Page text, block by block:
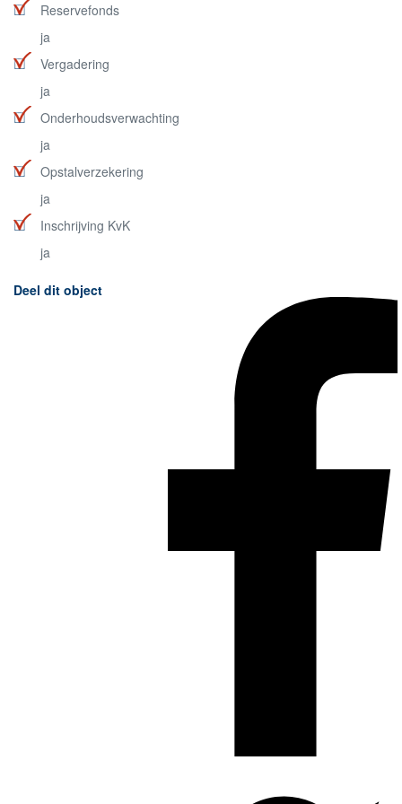
Reservefonds
ja
Vergadering
ja
Onderhoudsverwachting
ja
Opstalverzekering
ja
Inschrijving KvK
ja
Deel dit object